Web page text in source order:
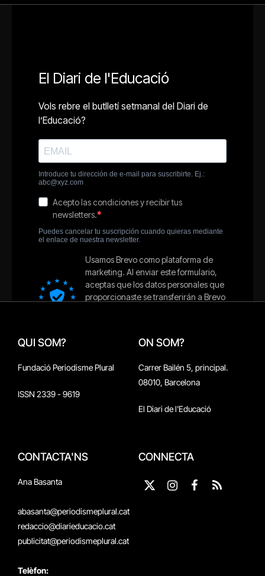
QUI SOM?
Fundació Periodisme Plural
ISSN 2339 - 9619
ON SOM?
Carrer Bailén 5, principal.
08010, Barcelona
El Diari de l'Educació
CONTACTA'NS
Ana Basanta
abasanta@periodismeplural.cat
redaccio@diarieducacio.cat
publicitat@periodismeplural.cat
Telèfon:
CONNECTA
X
Instagram
Facebook
RSS